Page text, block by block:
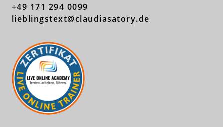
+49 171 294 0099
lieblingstext@claudiasatory.de